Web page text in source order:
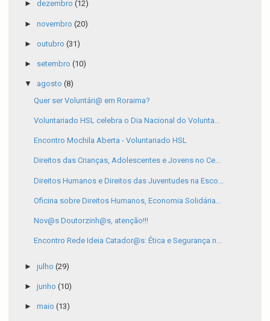
► dezembro (12)
► novembro (20)
► outubro (31)
► setembro (10)
▼ agosto (8)
Quer ser Voluntári@ em Roraima?
Voluntariado HSL celebra o Dia Nacional do Volunta...
Encontro Mochila Aberta - Voluntariado HSL
Direitos das Crianças, Adolescentes e Jovens no Ce...
Direitos Humanos e Direitos das Juventudes na Esco...
Oficina sobre Direitos Humanos, Economia Solidária...
Nov@s Doutorzinh@s, atenção!!!
Encontro Rede Ideia Catador@s: Ética e Segurança n...
► julho (29)
► junho (10)
► maio (13)